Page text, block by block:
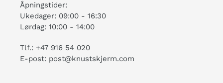
Åpningstider:
Ukedager: 09:00 - 16:30
Lørdag: 10:00 - 14:00
Tlf.: +47 916 54 020
E-post: post@knustskjerm.com